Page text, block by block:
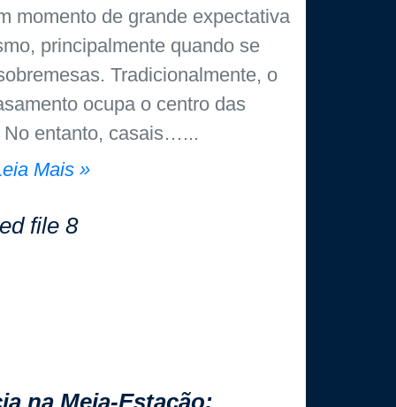
momento de grande expectativa
principalmente quando se
Tradicionalmente, o
ocupa o centro das
No entanto, casais…
Mais »